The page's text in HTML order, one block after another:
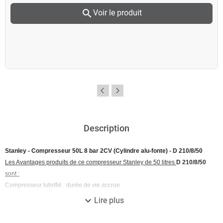
search Voir le produit
Description
Stanley - Compresseur 50L 8 bar 2CV (Cylindre alu-fonte) - D 210/8/50
Les Avantages produits de ce compresseur Stanley de 50 litres D 210/8/50
sont :
Compresseur lubrifié : durée de vie accrue
- Moteur électrique surdimensionné
expand_more Lire plus